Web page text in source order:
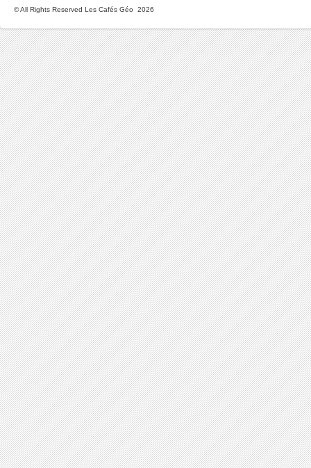
© All Rights Reserved Les Cafés Géo 2026